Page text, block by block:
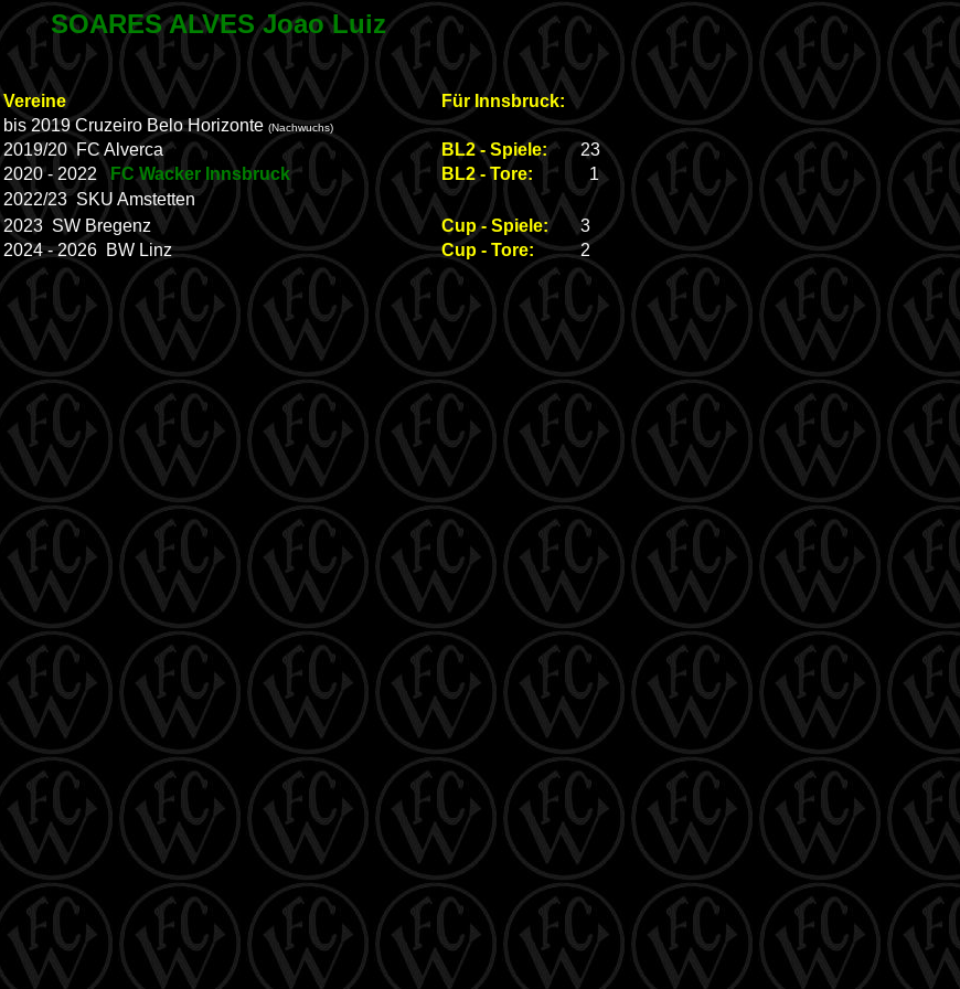
SOARES ALVES Joao Luiz
Vereine
Für Innsbruck:
bis 2019 Cruzeiro Belo Horizonte (Nachwuchs)
2019/20 FC Alverca BL2 - Spiele:
23
2020 - 2022
FC Wacker Innsbruck BL2 - Tore:
1
2022/23 SKU Amstetten
2023 SW Bregenz
Cup - Spiele:
3
2024 - 2026 BW Linz
Cup - Tore: 2